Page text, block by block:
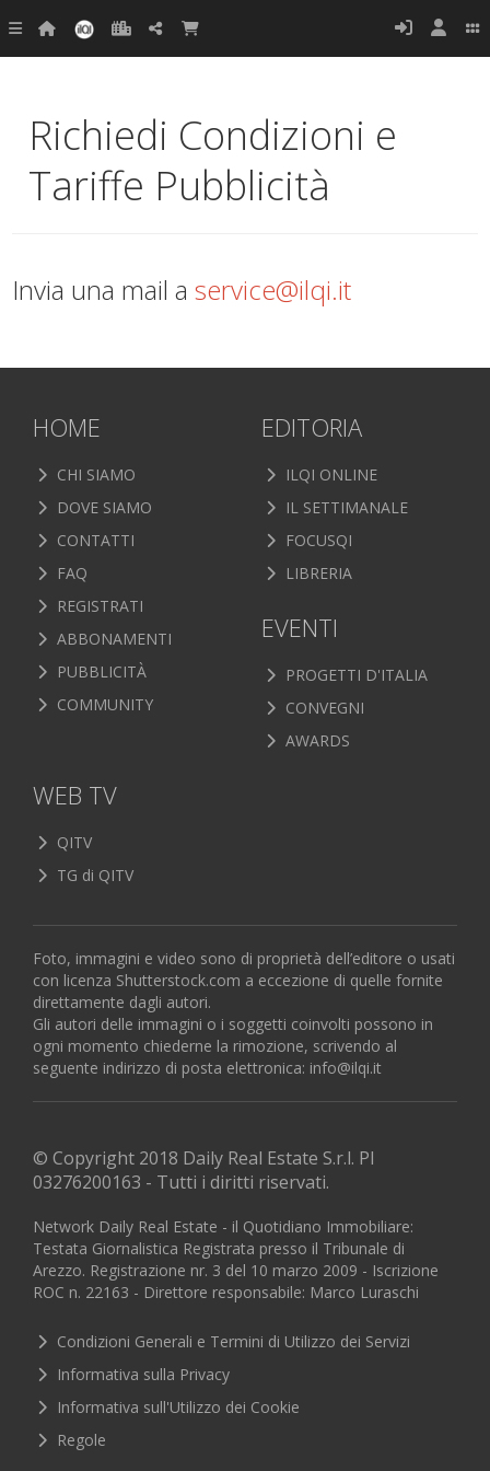
Richiedi Condizioni e
Tariffe Pubblicità
Invia una mail a service@ilqi.it
HOME
CHI SIAMO
DOVE SIAMO
CONTATTI
FAQ
REGISTRATI
ABBONAMENTI
PUBBLICITÀ
COMMUNITY
EDITORIA
ILQI ONLINE
IL SETTIMANALE
FOCUSQI
LIBRERIA
EVENTI
PROGETTI D'ITALIA
CONVEGNI
AWARDS
WEB TV
QITV
TG di QITV
Foto, immagini e video sono di proprietà dell’editore o usati
con licenza Shutterstock.com a eccezione di quelle fornite
direttamente dagli autori.
Gli autori delle immagini o i soggetti coinvolti possono in
ogni momento chiederne la rimozione, scrivendo al
seguente indirizzo di posta elettronica: info@ilqi.it
© Copyright 2018 Daily Real Estate S.r.l. PI
03276200163 - Tutti i diritti riservati.
Network Daily Real Estate - il Quotidiano Immobiliare:
Testata Giornalistica Registrata presso il Tribunale di
Arezzo. Registrazione nr. 3 del 10 marzo 2009 - Iscrizione
ROC n. 22163 - Direttore responsabile: Marco Luraschi
Condizioni Generali e Termini di Utilizzo dei Servizi
Informativa sulla Privacy
Informativa sull'Utilizzo dei Cookie
Regole